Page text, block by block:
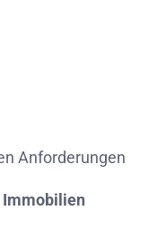
Anforderungen
Immobilien